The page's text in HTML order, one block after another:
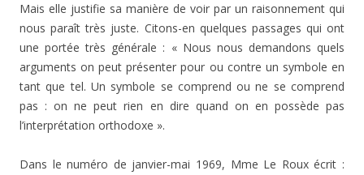
Mais elle justifie sa manière de voir par un raisonnement qui
nous paraît très juste. Citons-en quelques passages qui ont
une portée très générale : « Nous nous demandons quels
arguments on peut présenter pour ou contre un symbole en
tant que tel. Un symbole se comprend ou ne se comprend
pas : on ne peut rien en dire quand on en possède pas
l’interprétation orthodoxe ».
Dans le numéro de janvier-mai 1969, Mme Le Roux écrit :